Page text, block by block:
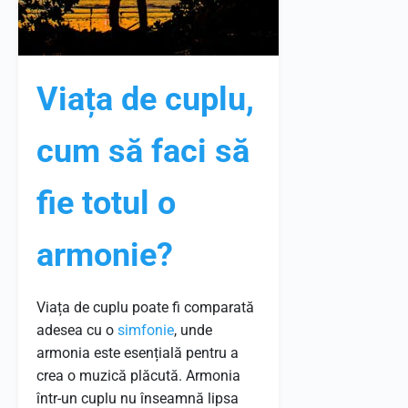
Viața de cuplu,
cum să faci să
fie totul o
armonie?
Viața de cuplu poate fi comparată
adesea cu o simfonie, unde
armonia este esențială pentru a
crea o muzică plăcută. Armonia
într-un cuplu nu înseamnă lipsa